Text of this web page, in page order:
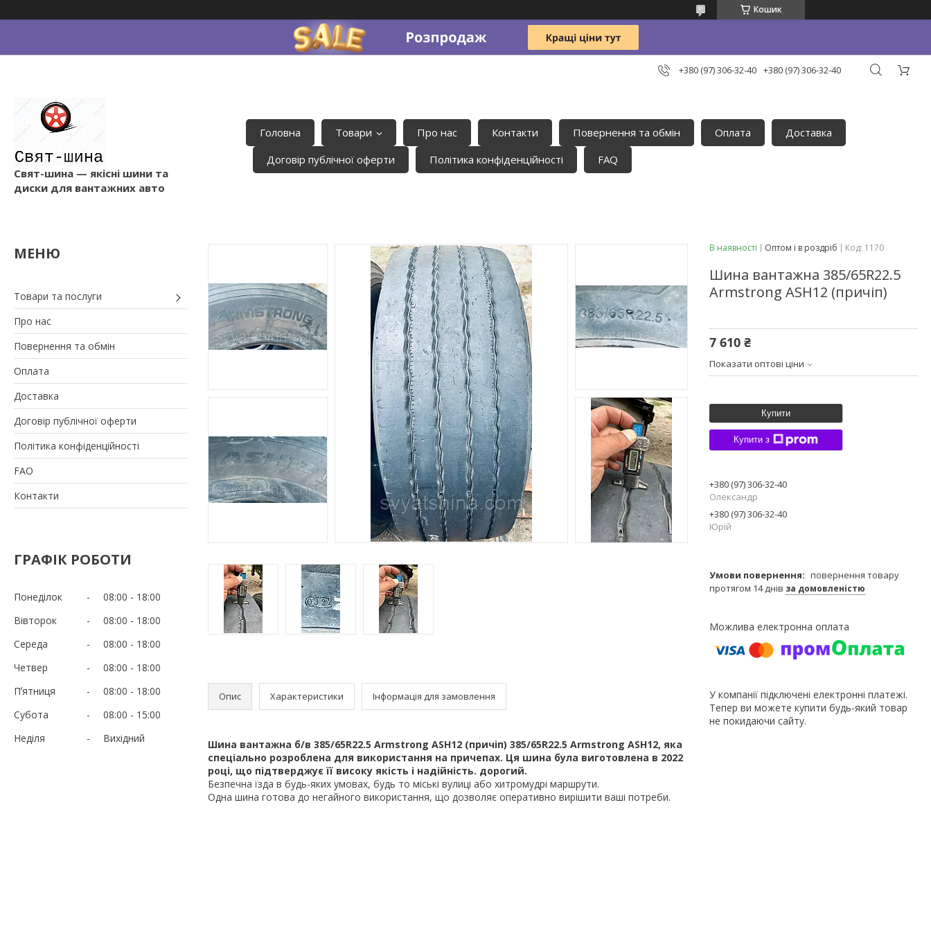
Кошик
+380 (97) 306-32-40 +380 (97) 306-32-40
Свят-шина — якісні шини та
диски для вантажних авто
Головна Товари Про нас Контакти Повернення та обмін Оплата
Доставка
Договір публічної оферти
Політика конфіденційності FAQ
Товари та послуги
Про нас
Повернення та обмін
Оплата
Доставка
Договір публічної оферти
Політика конфіденційності
FAO
Контакти
ГРАФІК РОБОТИ
Понеділок 08:00
18:00
Вівторок
08:00
18:00
Середа
08:00
18:00
Четвер
08:00
18:00
Пʼятниця
08:00
18:00
Субота
08:00
15:00
Неділя
Вихідний
Опис Характеристики Інформація для замовлення
Шина вантажна б/в 385/65R22.5 Armstrong ASH12 (причіп) 385/65R22.5 Armstrong ASH12, яка
спеціально розроблена для використання на причепах. Ця шина була виготовлена в 2022
році, що підтверджує її високу якість і надійність. дорогий.
Безпечна їзда в будь-яких умовах, будь то міські вулиці або хитромудрі маршрути.
Одна шина готова до негайного використання, що дозволяє оперативно вирішити ваші потреби.
В наявності Оптом і в роздріб Код: 1170
Шина вантажна 385/65R22.5
Armstrong ASH12 (причіп)
7 610 ₴
Показати оптові ціни
Купити
Купити з
+380 (97) 306-32-40
Олександр
+380 (97) 306-32-40
Юрій
повернення товару
протягом 14 днів за домовленістю
У компанії підключені електронні платежі.
Тепер ви можете купити будь-який товар
не покидаючи сайту.